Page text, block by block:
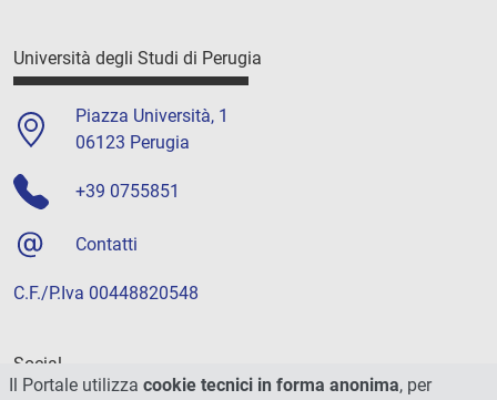
Università degli Studi di Perugia
Piazza Università, 1
06123 Perugia
+39 0755851
Contatti
C.F./P.Iva 00448820548
Social
Il Portale utilizza cookie tecnici in forma anonima, per